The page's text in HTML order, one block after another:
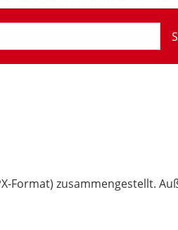
zusammengestellt.